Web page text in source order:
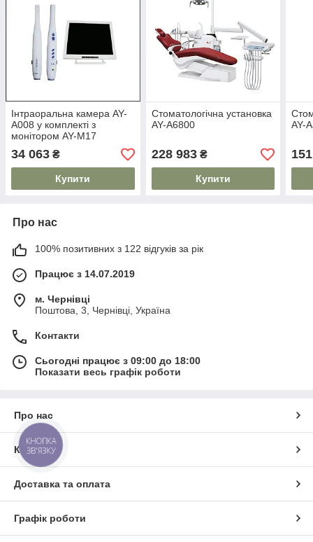
Інтраоральна камера AY-
A008 у комплекті з
монітором AY-M17
34 063 ₴
Купити
Стоматологічна установка
AY-A6800
228 983₴
Купити
AY-
Про нас
100% позитивних з 122 відгуків за рік
Працює з 14.07.2019
м. Чернівці
Поштова, 3, Чернівці, Україна
Контакти
Сьогодні працює з 09:00 до 18:00
Показати весь графік роботи
Про нас
Контакти
Доставка та оплата
Графік роботи
КНОПКА
ЗВ'ЯЗКУ